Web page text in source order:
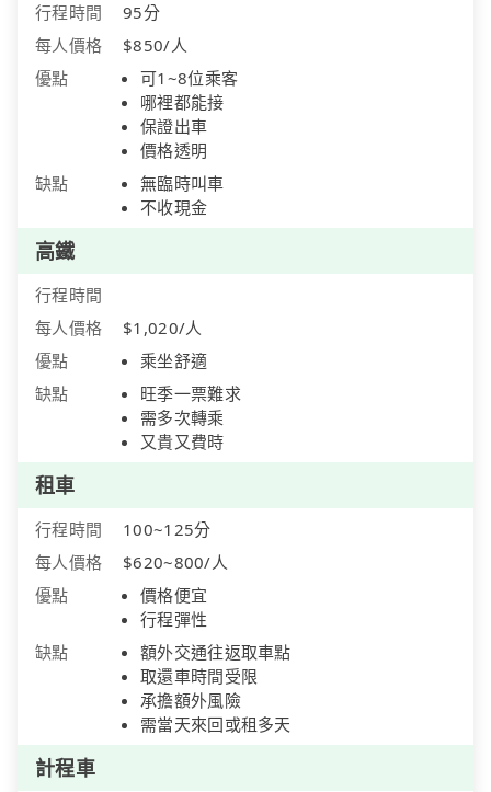
行程時間
95分
每人價格
$850/人
優點
可1~8位乘客
哪裡都能接
保證出車
價格透明
缺點
無臨時叫車
不收現金
高鐵
行程時間
每人價格
$1,020/人
優點
乘坐舒適
缺點
旺季一票難求
需多次轉乘
又貴又費時
租車
行程時間
100~125分
每人價格
$620~800/人
優點
價格便宜
行程彈性
缺點
額外交通往返取車點
取還車時間受限
承擔額外風險
需當天來回或租多天
計程車